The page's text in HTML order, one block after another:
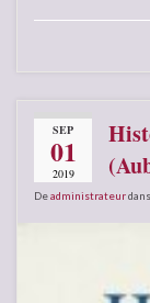
SEP
01
2019
Deadministrateur